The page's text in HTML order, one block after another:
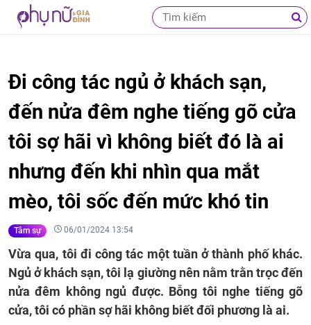
Đi công tác ngủ ở khách sạn,
đến nửa đêm nghe tiếng gõ cửa
tôi sợ hãi vì không biết đó là ai
nhưng đến khi nhìn qua mắt
mèo, tôi sốc đến mức khó tin
Tâm sự 06/01/2024 13:54
Vừa qua, tôi đi công tác một tuần ở thành phố khác.
Ngủ ở khách sạn, tôi lạ giường nên nằm trằn trọc đến
nửa đêm không ngủ được. Bỗng tôi nghe tiếng gõ
cửa, tôi có phần sợ hãi không biết đối phương là ai.